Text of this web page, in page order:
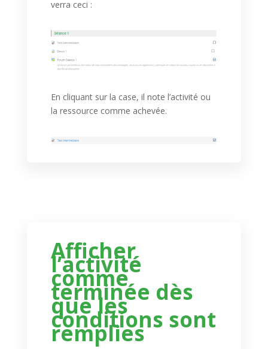
verra ceci :
En cliquant sur la case, il note l’activité ou
la ressource comme achevée.
Afficher
l’activité
comme
terminée dès
que les
conditions sont
remplies